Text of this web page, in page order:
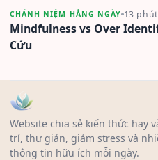
CHÁNH NIỆM HẰNG NGÀY 13
Mindfulness vs Over
Cứu
Website chia sẻ kiến thức hay
trí, thư giản, giảm stress và
thông tin hữu ích mỗi ngày.